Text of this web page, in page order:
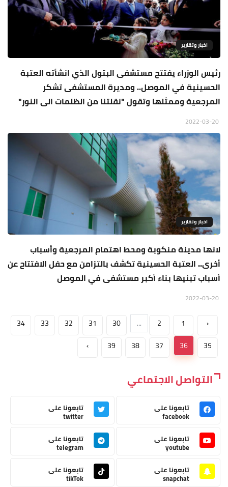
اخبار وتقارير
رئيس الوزراء يفتتح مستشفى البتول الذي انشأته العتبة
الحسينية في الموصل.. ومديرة المستشفى تشكر
المرجعية وممثلها وتقول "نقلتنا من الظلمات الى النور"
اخبار وتقارير
لانها مدينة منكوبة ومحط اهتمام المرجعية وأسباب
أخرى.. العتبة الحسينية تكشف بالتزامن مع حفل الافتتاح عن
أسباب تبنيها بناء أكبر مستشفى في الموصل
‹
1
2
...
30
31
32
33
34
35
36
37
38
39
›
التواصل الاجتماعي
تابعونا على
facebook
تابعونا على
twitter
تابعونا على
youtube
تابعونا على
telegram
تابعونا على
snapchat
تابعونا على
tikTok